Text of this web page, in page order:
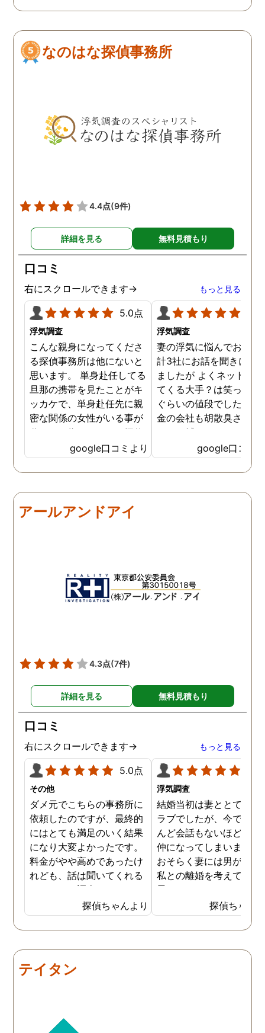
ダメ元で同じ相談をした
してくださり、そして私が
持ってる情報から的確にア
を予想しながら調査してく
れて、実際に不貞の現場も
数回おさえることができと
らしいです。 また、さまざ
まな事情も汲んでくださ
り、私の精神的なフォロー
だけでなく、その後の弁護
士の紹介やアドバイスもし
ていただき、これから夫と
闘う自信もつきました。 本
当にMJリサーチさんにそ
して代表の方に出会えてよ
かったと思いました。 今度
お会いできる時は、いい報
告ができるようにしたいで
す。
ありましたので相談して
さりました。結果として
貞行為の確たる写真が出
して下さり応援してるか
ねと温かい言葉までかけ
お願いしたいと思ってお
ます。本当にありがとう
ざいました。
なのはな探偵事務所
4.4点(9件)
詳細を見る 無料見積もり
口コミ
右にスクロールできます→ もっと見る
5.0点
浮気調査
こんな親身になってくださ
る探偵事務所は他にないと
思います。 単身赴任してる
旦那の携帯を見たことがキ
ッカケで、単身赴任先に親
密な関係の女性がいる事が
分かった為、なのはな探偵
事務所さんにお願いする事
になりました。 こちらの探
偵事務所さんの社長さんは
てた事もあり、親切丁寧
で、更に突然の依頼でも、
すが、自分ごとの様に考え
てくださったので、〇〇さ
んには、どんだけ救われた
google口コミより
浮気調査
妻の浮気に悩んでおり、
計3社にお話を聞きに行
ましたが よくネット等
てくる大手？は笑っちゃ
ぐらいの値段でした。
金の会社も胡散臭さがど
しても拭えなくて、、、
ちらの相談員？さんは人
経験が豊富な様で自分の
みにそったアドバイスを
る前後も頻繁に連絡いた
きた時は一番に相談させ
いただきます 本当に、
がとうございました
google口コミ
アールアンドアイ
4.3点(7件)
詳細を見る 無料見積もり
口コミ
右にスクロールできます→ もっと見る
5.0点
その他
ダメ元でこちらの事務所に
依頼したのですが、最終的
にはとても満足のいく結果
になり大変よかったです。
料金がやや高めであったけ
れども、話は聞いてくれる
しきちんと調査してくれる
しで非常に満足していま
す。調査が終わった後もし
っかりとサポートしていた
になりました。さすが調査
のプロフェッショナルだと
探偵ちゃんより
浮気調査
結婚当初は妻ととてもラ
ラブでしたが、今ではほ
んど会話もないほど険悪
仲になってしまいました
おそらく妻には男がおり
私との離婚を考えている
思います。そこでどうせ
婚をするのならと思い、
の不倫の証拠を押さえて
から離婚を提案すること
みの日に妻は外出するこ
探偵ちゃん
テイタン